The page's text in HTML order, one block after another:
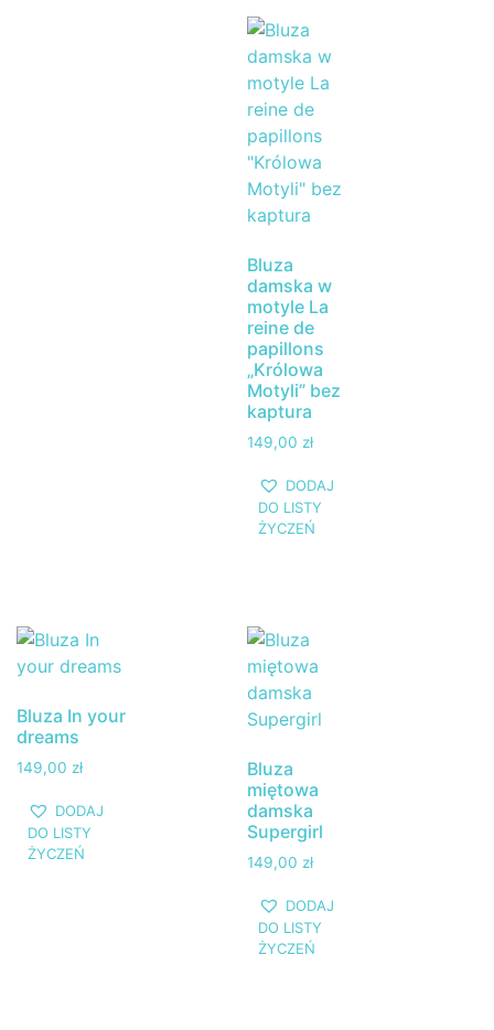
Bluza
damska w
motyle La
reine de
papillons
„Królowa
Motyli” bez
kaptura
149,00 zł
DODAJ
DO LISTY
ŻYCZEŃ
Bluza In your
dreams
149,00 zł
DODAJ
DO LISTY
ŻYCZEŃ
Bluza
miętowa
damska
Supergirl
149,00 zł
DODAJ
DO LISTY
ŻYCZEŃ